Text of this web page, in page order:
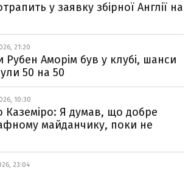
у заявку збірної Англії на
21:20
Аморім був у клубі, шанси
50 на 50
10:30
Каземіро: Я думав, що добре
майданчику, поки не
23:04